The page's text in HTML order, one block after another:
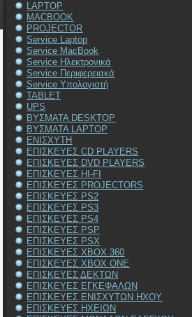
LAPTOP
MACBOOK
PROJECTOR
Service Laptop
Service MacBook
Service Ηλεκτρονικά
Service Περιφερειακά
Service Υπολογιστή
TABLET
UPS
ΒΥΣΜΑΤΑ DESKTOP
ΒΥΣΜΑΤΑ LAPTOP
ΕΝΙΣΧΥΤΗ
ΕΠΙΣΚΕΥΕΣ CD PLAYERS
ΕΠΙΣΚΕΥΕΣ DVD PLAYERS
ΕΠΙΣΚΕΥΕΣ HI-FI
ΕΠΙΣΚΕΥΕΣ PROJECTORS
ΕΠΙΣΚΕΥΕΣ PS2
ΕΠΙΣΚΕΥΕΣ PS3
ΕΠΙΣΚΕΥΕΣ PS4
ΕΠΙΣΚΕΥΕΣ PSP
ΕΠΙΣΚΕΥΕΣ PSX
ΕΠΙΣΚΕΥΕΣ XBOX 360
ΕΠΙΣΚΕΥΕΣ XBOX ONE
ΕΠΙΣΚΕΥΕΣ ΔΕΚΤΩΝ
ΕΠΙΣΚΕΥΕΣ ΕΓΚΕΦΑΛΩΝ
ΕΠΙΣΚΕΥΕΣ ΕΝΙΣΧΥΤΩΝ ΗΧΟΥ
ΕΠΙΣΚΕΥΕΣ ΗΧΕΙΩΝ